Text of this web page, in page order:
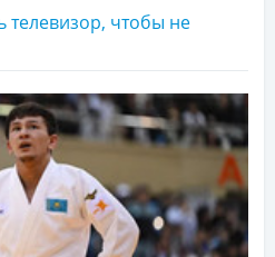
телевизор, чтобы не